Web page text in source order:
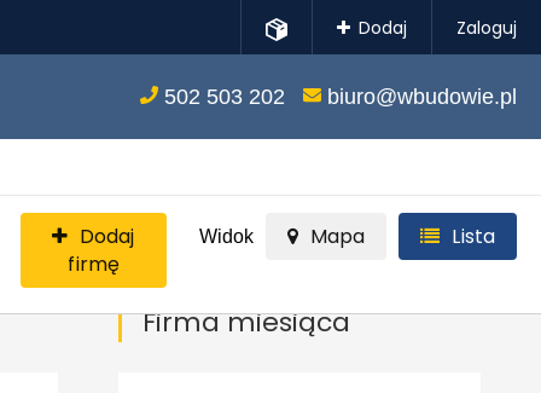
Dodaj Zaloguj
502 503 202 biuro@wbudowie.pl
Dodaj
firmę
Widok Mapa Lista
Firma miesiąca